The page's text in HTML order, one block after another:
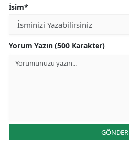
İsim*
Yorum Yazın (500 Karakter)
GÖNDER